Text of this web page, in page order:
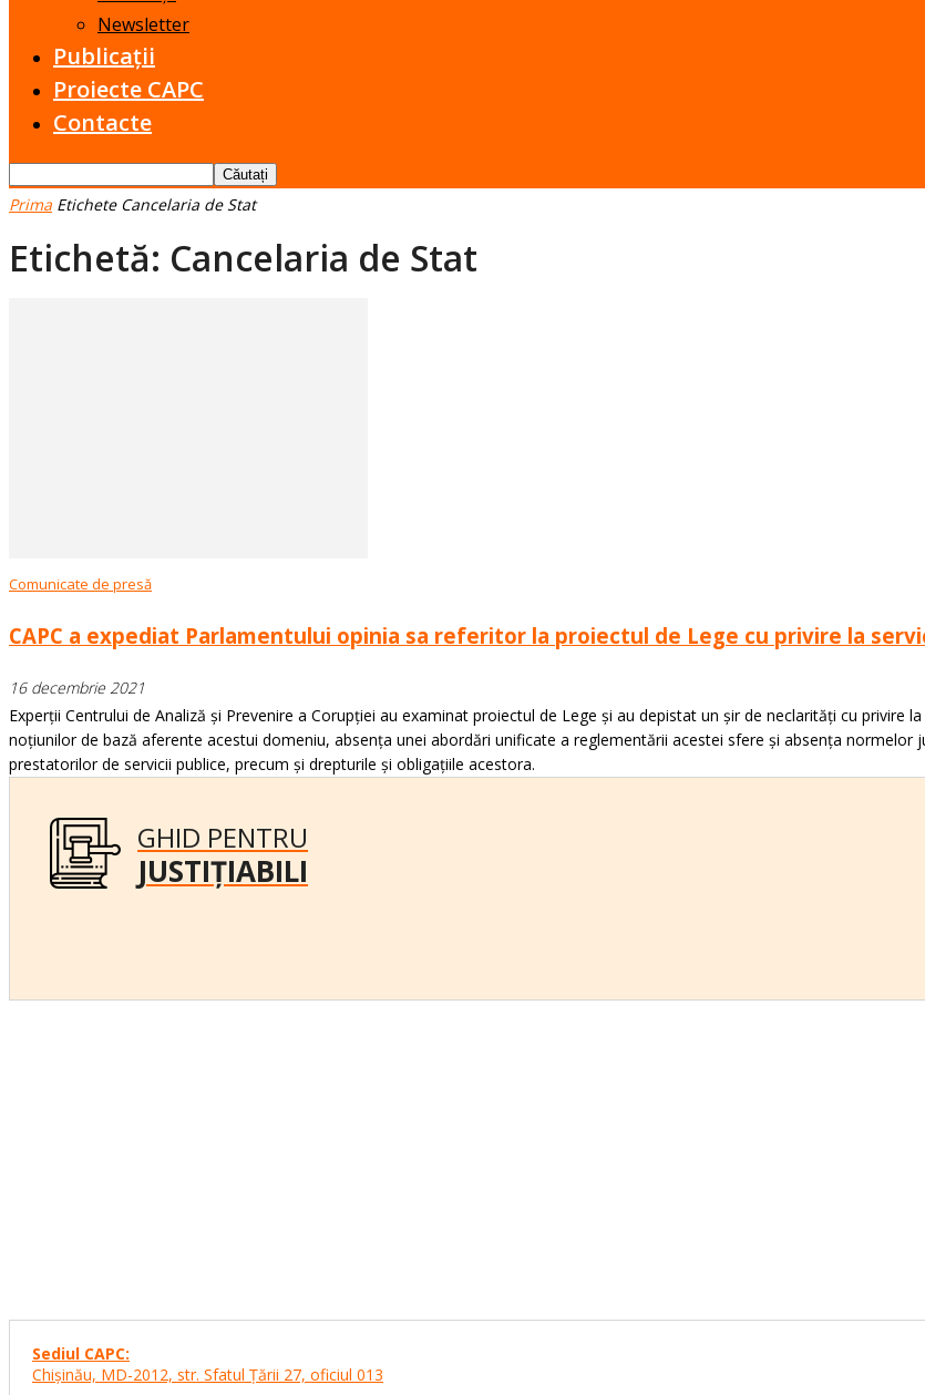
Newsletter
Publicații
Proiecte CAPC
Contacte
Prima Etichete Cancelaria de Stat
Etichetă: Cancelaria de Stat
Comunicate de presă
CAPC a expediat Parlamentului opinia sa referitor la proiectul de Lege cu privire la
16 decembrie 2021
Experții Centrului de Analiză și Prevenire a Corupției au examinat proiectul de Lege și au depistat un șir de neclarități cu privire
noțiunilor de bază aferente acestui domeniu, absența unei abordări unificate a reglementării acestei sfere și absența
prestatorilor de servicii publice, precum și drepturile și obligațiile acestora.
GHID PENTRU
JUSTIȚIABILI
Sediul CAPC:
Chişinău, MD-2012, str. Sfatul Ţării 27, oficiul 013